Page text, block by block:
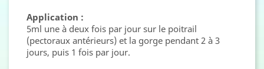
Application :
5ml une à deux fois par jour sur le poitrail
(pectoraux antérieurs) et la gorge pendant 2 à 3
jours, puis 1 fois par jour.